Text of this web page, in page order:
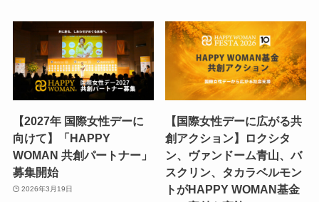
【2027年 国際女性デーに
向けて】「HAPPY
WOMAN 共創パートナー」
募集開始
2026年3月19日
【国際女性デーに広がる共
創アクション】ロクシタ
ン、ヴァンドーム青山、バ
スクリン、タカラベルモン
トがHAPPY WOMAN基金